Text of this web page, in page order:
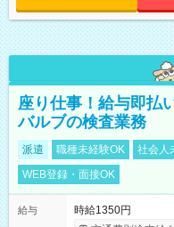
座り仕事！給与即払
バルブの検査業務
派遣 職種未経験OK 社会人
WEB登録・面接OK
給与
時給1350円